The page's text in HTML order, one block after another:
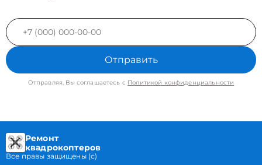
Отправить
Отправляя, Вы соглашаетесь с Политикой конфиденциальности
Ремонт
квадрокоптеров
Все правы защищены (с)